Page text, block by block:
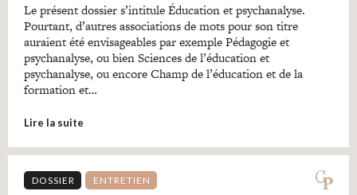
Le présent dossier s’intitule Éducation et psychanalyse.
Pourtant, d’autres associations de mots pour son titre
auraient été envisageables par exemple Pédagogie et
psychanalyse, ou bien Sciences de l’éducation et
psychanalyse, ou encore Champ de l’éducation et de la
formation et…
Lire la suite
DOSSIER ENTRETIEN